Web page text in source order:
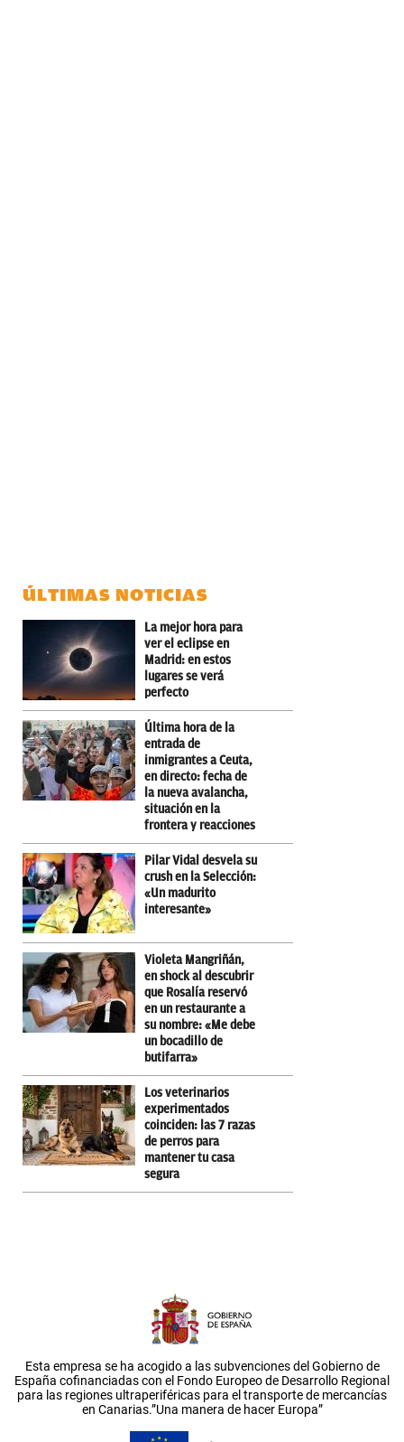
ÚLTIMAS NOTICIAS
La mejor hora para
ver el eclipse en
Madrid: en estos
lugares se verá
perfecto
Última hora de la
entrada de
inmigrantes a Ceuta,
en directo: fecha de
la nueva avalancha,
situación en la
frontera y reacciones
Pilar Vidal desvela su
crush en la Selección:
«Un madurito
interesante»
Violeta Mangriñán,
en shock al descubrir
que Rosalía reservó
en un restaurante a
su nombre: «Me debe
un bocadillo de
butifarra»
Los veterinarios
experimentados
coinciden: las 7 razas
de perros para
mantener tu casa
segura
Esta empresa se ha acogido a las subvenciones del Gobierno de
España cofinanciadas con el Fondo Europeo de Desarrollo Regional
para las regiones ultraperiféricas para el transporte de mercancías
en Canarias.”Una manera de hacer Europa”